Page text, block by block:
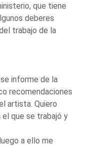
que tiene
deberes
trabajo de la
informe de la
recomendaciones
artista. Quiero
que se trabajó y
a ello me